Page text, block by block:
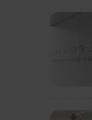
運営
し込
点で
前時